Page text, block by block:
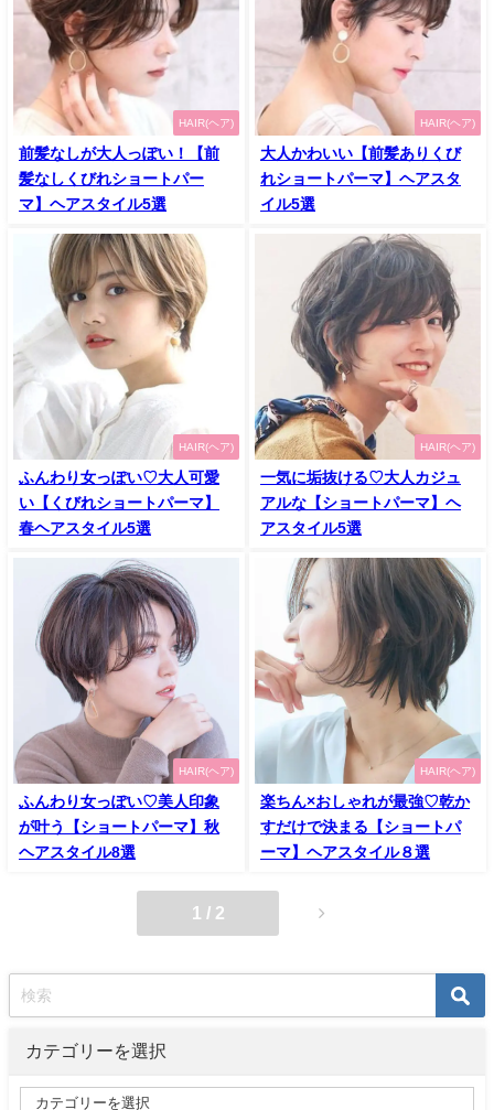
HAIR(ヘア)
前髪なしが大人っぽい！【前
髪なしくびれショートパー
マ】ヘアスタイル5選
HAIR(ヘア)
大人かわいい【前髪ありくび
れショートパーマ】ヘアスタ
イル5選
HAIR(ヘア)
ふんわり女っぽい♡大人可愛
い【くびれショートパーマ】
春ヘアスタイル5選
HAIR(ヘア)
一気に垢抜ける♡大人カジュ
アルな【ショートパーマ】ヘ
アスタイル5選
HAIR(ヘア)
ふんわり女っぽい♡美人印象
が叶う【ショートパーマ】秋
ヘアスタイル8選
HAIR(ヘア)
楽ちん×おしゃれが最強♡乾か
すだけで決まる【ショートパ
ーマ】ヘアスタイル８選
1 / 2
カテゴリーを選択